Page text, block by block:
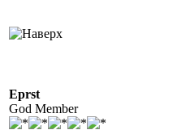
Eprst
God Member